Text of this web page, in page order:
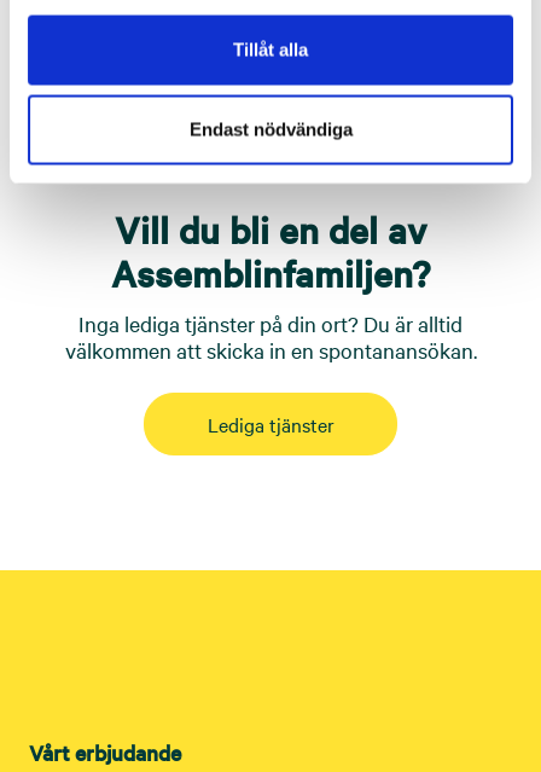
Tillåt alla
Endast nödvändiga
Skicka meddelande
Vill du bli en del av
Assemblinfamiljen?
Inga lediga tjänster på din ort? Du är alltid
välkommen att skicka in en spontanansökan.
Lediga tjänster
Vårt erbjudande